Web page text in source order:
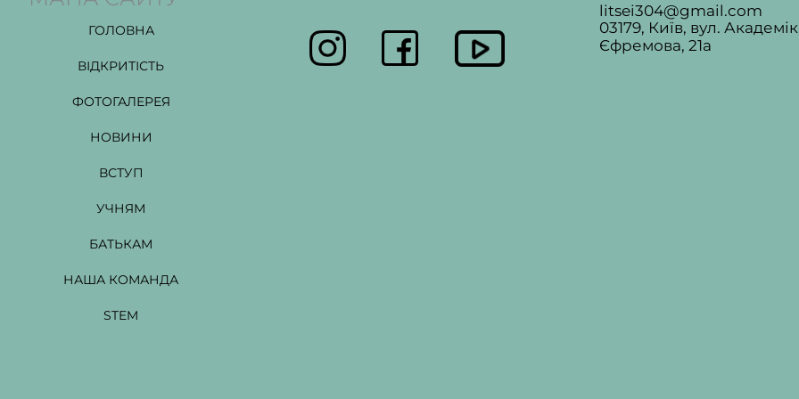
ГОЛОВНА
ВІДКРИТІСТЬ
ФОТОГАЛЕРЕЯ
НОВИНИ
ВСТУП
УЧНЯМ
БАТЬКАМ
НАША КОМАНДА
STEM
litsei304@gmail.com
03179, Київ, вул.
Єфремова, 21а